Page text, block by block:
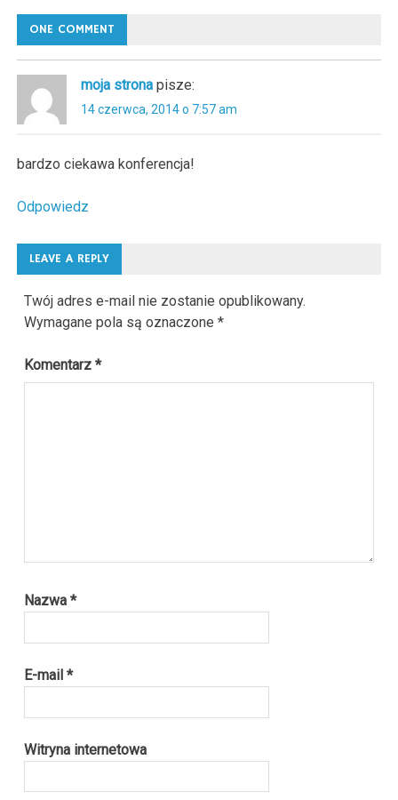
ONE COMMENT
moja strona pisze:
14 czerwca, 2014 o 7:57 am
bardzo ciekawa konferencja!
Odpowiedz
LEAVE A REPLY
Twój adres e-mail nie zostanie opublikowany.
Wymagane pola są oznaczone*
Komentarz*
Nazwa*
E-mail*
Witryna internetowa